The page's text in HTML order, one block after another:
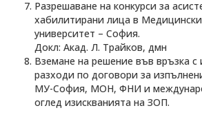
Разрешаване на конкурси за
хабилитирани лица в Медицински
университет – София.
Докл: Акад. Л. Трайков, дмн
Вземане на решение във връзка с
разходи по договори за
МУ-София, МОН, ФНИ и
оглед изискванията на ЗОП.